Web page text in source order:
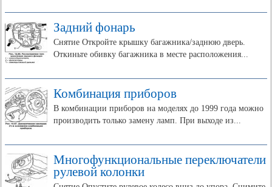
Задний фонарь
Снятие Откройте крышку багажника/заднюю дверь.
Откиньте обивку багажника в месте расположения...
Комбинация приборов
В комбинации приборов на моделях до 1999 года можно
производить только замену ламп. При выходе из...
Многофункциональные переключатели
рулевой колонки